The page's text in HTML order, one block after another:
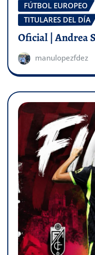
FÚTBOL EUROPEO
TITULARES DEL DÍA
Oficial | Andrea
manulopezfdez